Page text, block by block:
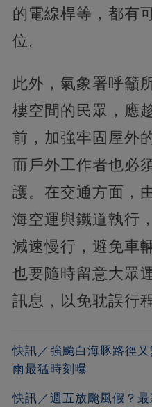
的電線桿等，都有
位。
此外，氣象署呼籲
樓空間的民眾，應
前，加強牢固屋外
而戶外工作者也必
護。在交通方面，
海空運與鐵道執行
減速慢行，避免車
也要隨時留意大眾
訊息，以免耽誤行程
快訊／強颱白海豚路徑
雨最猛時刻曝
快訊／週五放颱風假？